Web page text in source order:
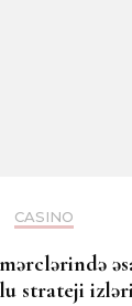
CASINO
strateji izləri